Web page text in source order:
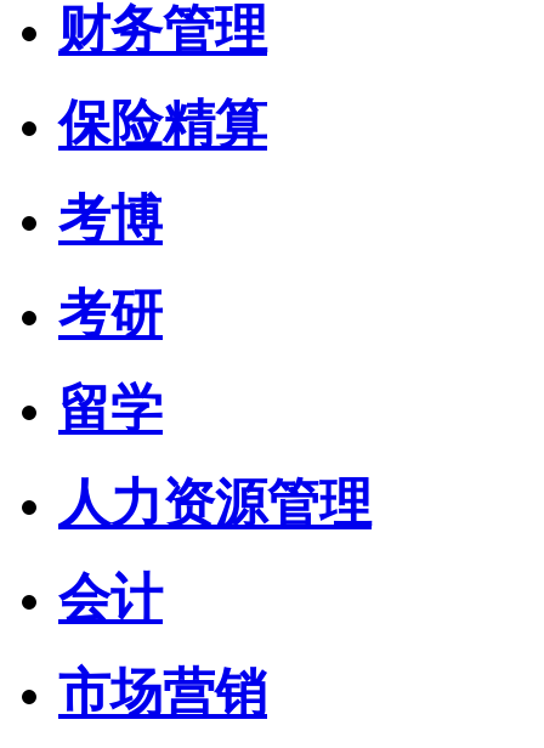
财务管理
保险精算
考博
考研
留学
人力资源管理
会计
市场营销